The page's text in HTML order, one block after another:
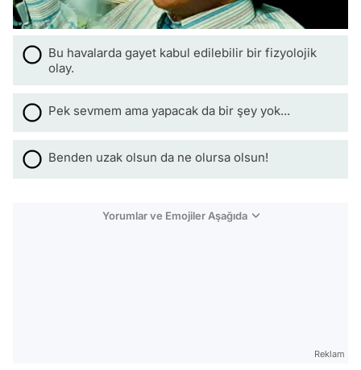
Bu havalarda gayet kabul edilebilir bir fizyolojik
olay.
Pek sevmem ama yapacak da bir şey yok...
Benden uzak olsun da ne olursa olsun!
Yorumlar ve Emojiler Aşağıda
Reklam
Gündem